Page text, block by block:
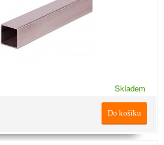
Skladem
Do košíku